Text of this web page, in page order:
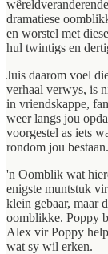
dramatiese
en worstel met
hul twintigs en
Juis daarom voel
verhaal verwys, is
in vriendskappe,
weer langs jou
voorgestel as iets
rondom jou bestaan.
'n Oomblik wat
enigste muntstuk
klein gebaar, maar
oomblikke. Poppy
Alex vir Poppy
wat sy wil erken.